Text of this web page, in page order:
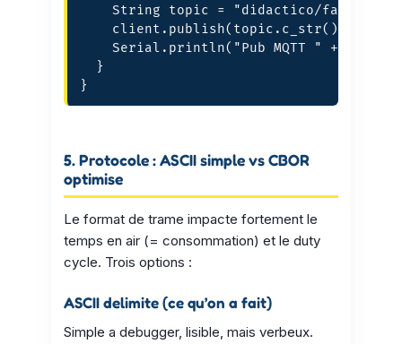
String topic = "didactico/farm/
client.publish(topic.c_str(),
    Serial.println("Pub MQTT " + topic);
  }
}
5. Protocole : ASCII simple vs CBOR
optimise
Le format de trame impacte fortement le
temps en air (= consommation) et le duty
cycle. Trois options :
ASCII delimite (ce qu’on a fait)
Simple a debugger, lisible, mais verbeux.